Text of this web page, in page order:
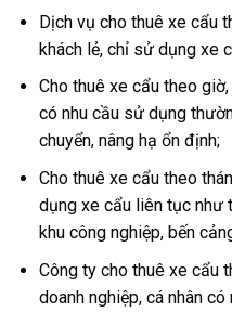
Dịch vụ cho thuê xe cẩu
khách lẻ, chỉ sử dụng xe
Cho thuê xe cẩu theo
có nhu cầu sử dụng
chuyển, nâng hạ ổn định;
Cho thuê xe cẩu theo
dụng xe cẩu liên tục như
khu công nghiệp, bến
Công ty cho thuê xe cẩu
doanh nghiệp, cá nhân